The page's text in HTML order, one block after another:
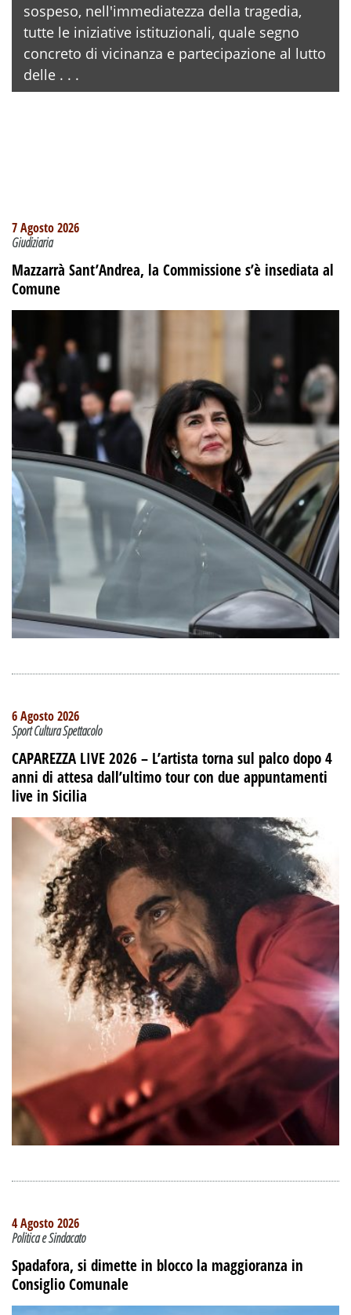
sospeso, nell'immediatezza della tragedia,
tutte le iniziative istituzionali, quale segno
concreto di vicinanza e partecipazione al lutto
delle . . .
7 Agosto 2026
Giudiziaria
Mazzarrà Sant’Andrea, la Commissione s’è insediata al
Comune
6 Agosto 2026
Sport Cultura Spettacolo
CAPAREZZA LIVE 2026 – L’artista torna sul palco dopo 4
anni di attesa dall’ultimo tour con due appuntamenti
live in Sicilia
4 Agosto 2026
Politica e Sindacato
Spadafora, si dimette in blocco la maggioranza in
Consiglio Comunale